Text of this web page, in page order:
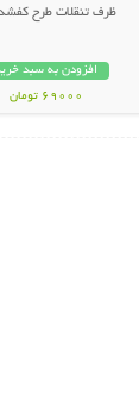
ظرف تنقلات طرح
افزودن به سبد
69000 تومان